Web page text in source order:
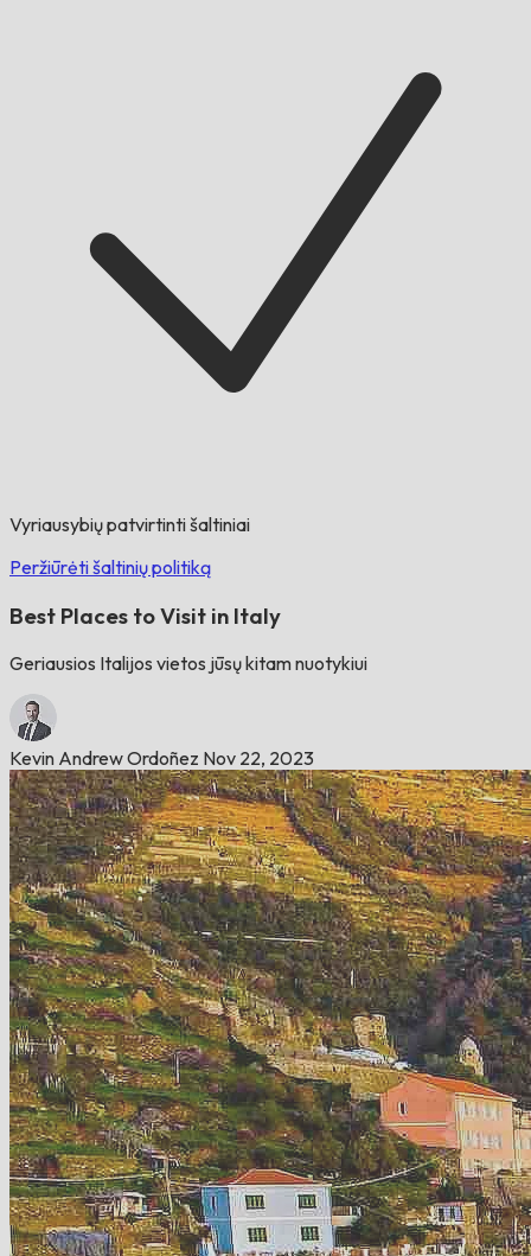
Vyriausybių patvirtinti šaltiniai
Peržiūrėti šaltinių politiką
Best Places to Visit in Italy
Geriausios Italijos vietos jūsų kitam nuotykiui
Kevin Andrew Ordoñez Nov 22, 2023